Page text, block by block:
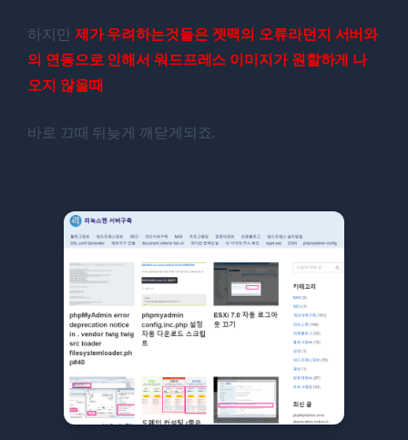
하지만 제가 우려하는것들은 젯팩의 오류라던지 서버와
의 연동으로 인해서 워드프레스 이미지가 원할하게 나
오지 않을때
바로 끄때 뒤늦게 깨닫게되죠.